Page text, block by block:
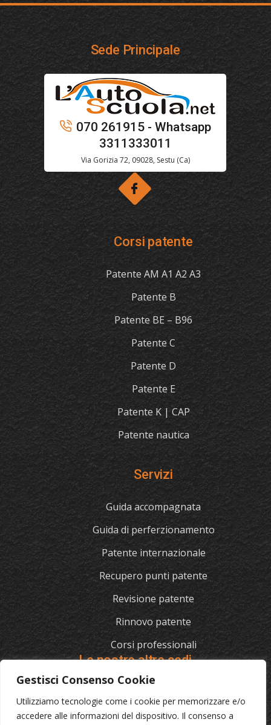
Gestisci Consenso Cookie
Utilizziamo tecnologie come i cookie per memorizzare e/o
accedere alle informazioni del dispositivo. Il consenso a
Sede Principale
070 261915 - Whatsapp
3311333011
Via Gorizia 72, 09028, Sestu (Ca)
Corsi patente
Patente AM A1 A2 A3
Patente B
Patente BE – B96
Patente C
Patente D
Patente E
Patente K | CAP
Patente nautica
Servizi
Guida accompagnata
Guida di perferzionamento
Patente internazionale
Recupero punti patente
Revisione patente
Rinnovo patente
Corsi professionali
Le nostre altre sedi
L'AUTOSCUOLA